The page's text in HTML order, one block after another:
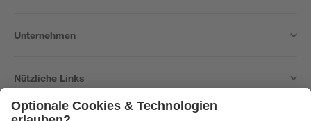
Unternehmen
Nützliche Links